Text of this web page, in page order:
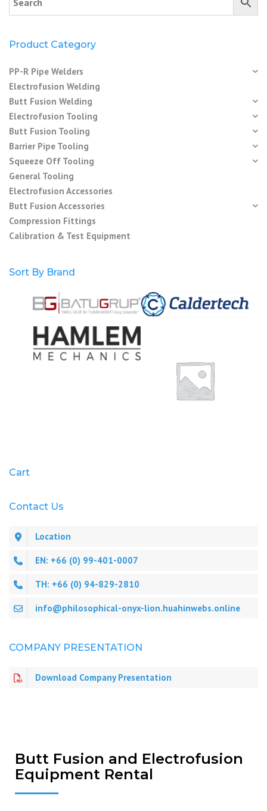
Product Category
PP-R Pipe Welders
Electrofusion Welding
Butt Fusion Welding
Electrofusion Tooling
Butt Fusion Tooling
Barrier Pipe Tooling
Squeeze Off Tooling
General Tooling
Electrofusion Accessories
Butt Fusion Accessories
Compression Fittings
Calibration & Test Equipment
Sort By Brand
Cart
Contact Us
Location
EN: +66 (0) 99-401-0007
TH: +66 (0) 94-829-2810
info@philosophical-onyx-lion.huahinwebs.online
COMPANY PRESENTATION
Download Company Presentation
Butt Fusion and Electrofusion
Equipment Rental